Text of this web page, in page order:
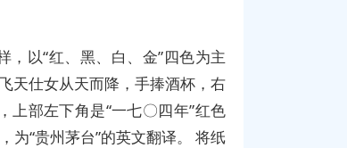
以“红、黑、白、金”四色为主
天仕女从天而降，手捧酒杯，右
上部左下角是“一七〇四年”红色
为“贵州茅台”的英文翻译。 将纸